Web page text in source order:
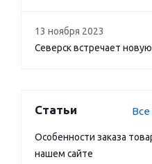
13 ноября 2023
Северск встречает
Статьи Все
Особенности заказа
нашем сайте